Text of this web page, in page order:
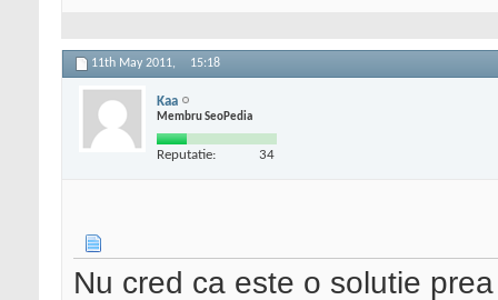
11th May 2011, 15:18
Kaa
Membru SeoPedia
Reputatie: 34
Nu cred ca este o solutie